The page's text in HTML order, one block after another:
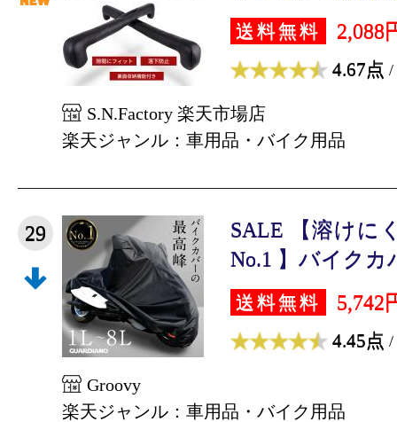
送料無料 2,088
4.67点 /
S.N.Factory 楽天市場店
楽天ジャンル：車用品・バイク用品
29
SALE 【溶けに
No.1 】バイクカ
送料無料 5,742
4.45点 /
Groovy
楽天ジャンル：車用品・バイク用品